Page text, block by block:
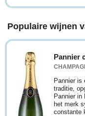
Populaire wijnen
Pannier
Pannier is
traditie,
Pannier in
het merk
constante